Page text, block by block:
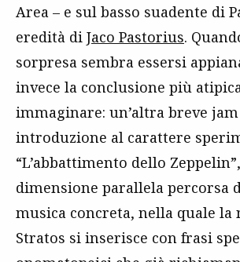
Area – e sul basso suadente di
eredità di Jaco Pastorius.
sorpresa sembra essersi
invece la conclusione più
immaginare: un’altra breve jam
introduzione al carattere
“L’abbattimento dello
dimensione parallela percorsa
musica concreta, nella quale la
Stratos si inserisce con frasi